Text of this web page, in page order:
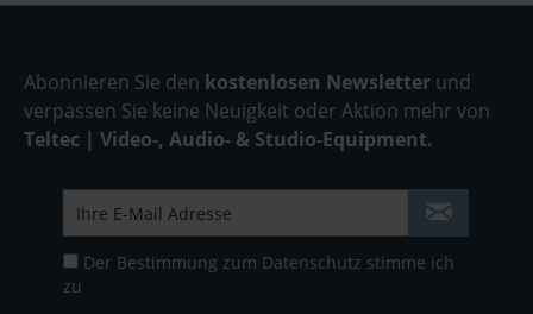
Abonnieren Sie den kostenlosen Newsletter und
verpassen Sie keine Neuigkeit oder Aktion mehr von
Teltec | Video-, Audio- & Studio-Equipment.
Der Bestimmung zum Datenschutz stimme ich
zu